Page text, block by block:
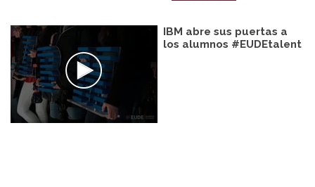
IBM abre sus puertas a
los alumnos #EUDEtalent